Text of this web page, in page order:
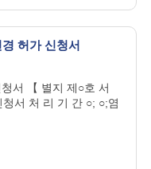
허가 신청서
서 【 별지 제○호 서
서 처 리 기 간 ○; ○;염